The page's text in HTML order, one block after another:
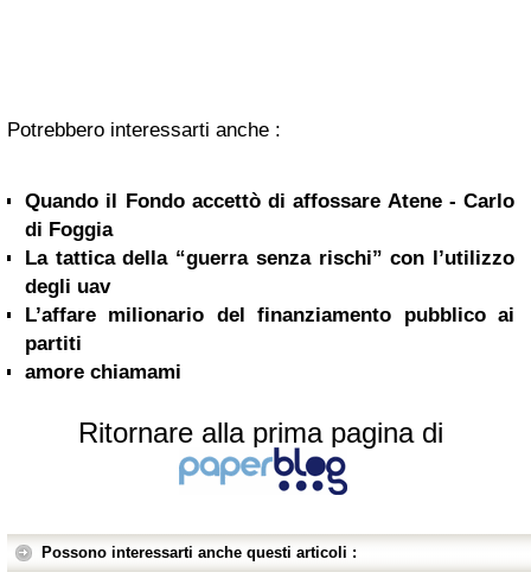
Potrebbero interessarti anche :
Quando il Fondo accettò di affossare Atene - Carlo
di Foggia
La tattica della “guerra senza rischi” con l’utilizzo
degli uav
L’affare milionario del finanziamento pubblico ai
partiti
amore chiamami
Ritornare alla prima pagina di
Possono interessarti anche questi articoli :